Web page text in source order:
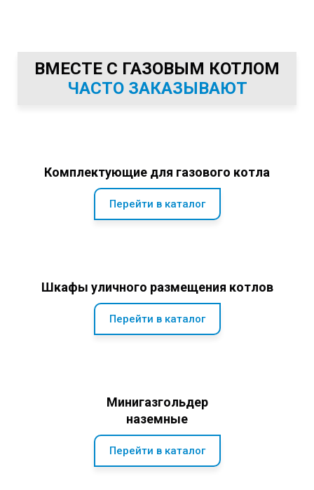
ВМЕСТЕ С ГАЗОВЫМ КОТЛОМ
ЧАСТО ЗАКАЗЫВАЮТ
Комплектующие для газового котла
Перейти в каталог
Шкафы уличного размещения котлов
Перейти в каталог
Минигазгольдер
наземные
Перейти в каталог